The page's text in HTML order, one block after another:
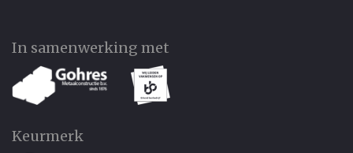
In samenwerking met
Keurmerk